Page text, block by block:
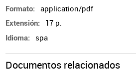
Formato application/pdf
Extensión 17 p.
Idioma spa
Documentos relacionados